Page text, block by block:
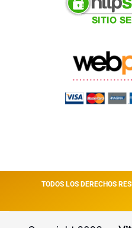
TODOS LOS DERECHOS